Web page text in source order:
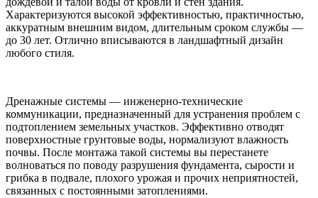
Характеризуются высокой эффективностью, практичностью,
аккуратным внешним видом, длительным сроком службы —
до 30 лет. Отлично вписываются в ландшафтный дизайн
любого стиля.
Дренажные системы — инженерно-технические
коммуникации, предназначенный для устранения проблем с
подтоплением земельных участков. Эффективно отводят
поверхностные грунтовые воды, нормализуют влажность
почвы. После монтажа такой системы вы перестанете
волноваться по поводу разрушения фундамента, сырости и
грибка в подвале, плохого урожая и прочих неприятностей,
связанных с постоянными затоплениями.